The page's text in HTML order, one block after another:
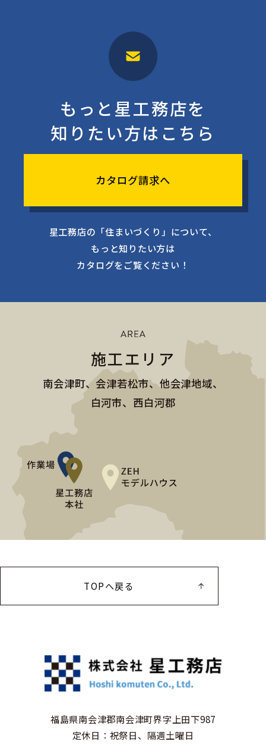
もっと星工務店を
知りたい方はこちら
カタログ請求へ
星工務店の「住まいづくり」について、
もっと知りたい方は
カタログをご覧ください！
施工エリア
南会津町、会津若松市、他会津地域、
白河市、西白河郡
TOPへ戻る
福島県南会津郡南会津町界字上田下987
定休日：祝祭日、隔週土曜日